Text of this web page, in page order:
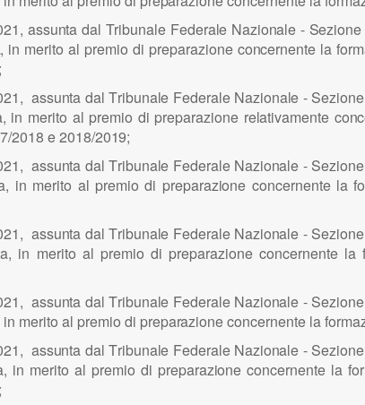
, assunta dal Tribunale Federale Nazionale - Sezione
, in merito al premio di preparazione concernente la for
;
21, assunta dalTribunale Federale Nazionale - Sezion
, in merito al premio di preparazione relativamente con
7/2018 e 2018/2019;
21, assunta dalTribunale Federale Nazionale - Sezion
, in merito al premio di preparazione concernente la fo
21, assunta dalTribunale Federale Nazionale - Sezion
a, in merito al premio di preparazione concernente la
21, assunta dalTribunale Federale Nazionale - Sezion
in merito al premio di preparazione concernente la for
21, assunta dal Tribunale Federale Nazionale - Sezion
, in merito al premio di preparazione concernente la fo
;